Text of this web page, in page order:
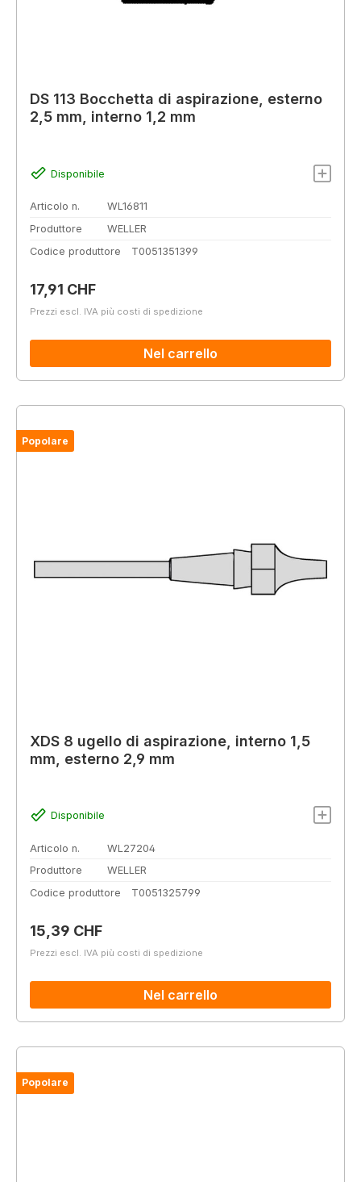
DS 113 Bocchetta di aspirazione, esterno
2,5 mm, interno 1,2 mm
Disponibile
Articolo n.
WL16811
Produttore
WELLER
Codice produttore
T0051351399
Prezzo normale:
17,91 CHF
Prezzi escl. IVA più costi di spedizione
Nel carrello
Popolare
XDS 8 ugello di aspirazione, interno 1,5
mm, esterno 2,9 mm
Disponibile
Articolo n.
WL27204
Produttore
WELLER
Codice produttore
T0051325799
Prezzo normale:
15,39 CHF
Prezzi escl. IVA più costi di spedizione
Nel carrello
Popolare